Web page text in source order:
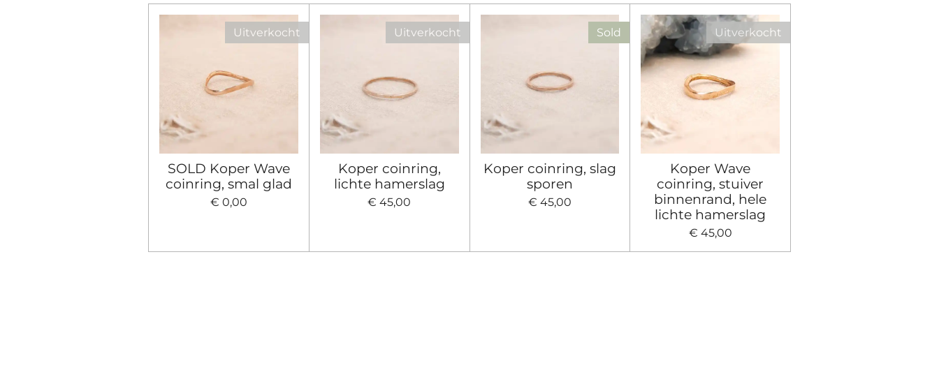
Uitverkocht
SOLD Koper Wave
coinring, smal glad
€ 0,00
Uitverkocht
Koper coinring,
lichte hamerslag
€ 45,00
Sold
Koper coinring, slag
sporen
€ 45,00
Uitverkocht
Koper Wave
coinring, stuiver
binnenrand, hele
lichte hamerslag
€ 45,00